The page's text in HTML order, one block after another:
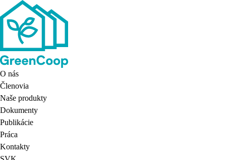
O nás
Členovia
Naše produkty
Dokumenty
Publikácie
Práca
Kontakty